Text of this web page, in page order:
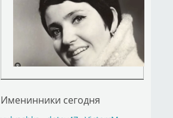
Именинники сегодня